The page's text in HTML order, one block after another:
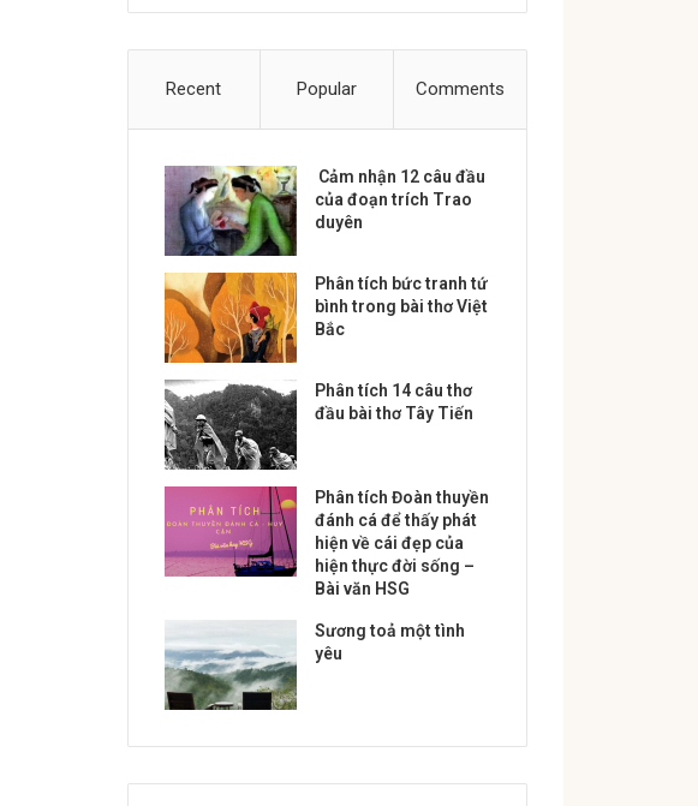
Recent Popular Comments
Cảm nhận 12 câu đầu
của đoạn trích Trao
duyên
Phân tích bức tranh tứ
bình trong bài thơ Việt
Bắc
Phân tích 14 câu thơ
đầu bài thơ Tây Tiến
Phân tích Đoàn thuyền
đánh cá để thấy phát
hiện về cái đẹp của
hiện thực đời sống –
Bài văn HSG
Sương toả một tình
yêu